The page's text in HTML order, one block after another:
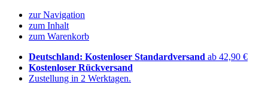
zur Navigation
zum Inhalt
zum Warenkorb
Deutschland: Kostenloser Standardversand ab 42,90 €
Kostenloser Rückversand
Zustellung in 2 Werktagen.